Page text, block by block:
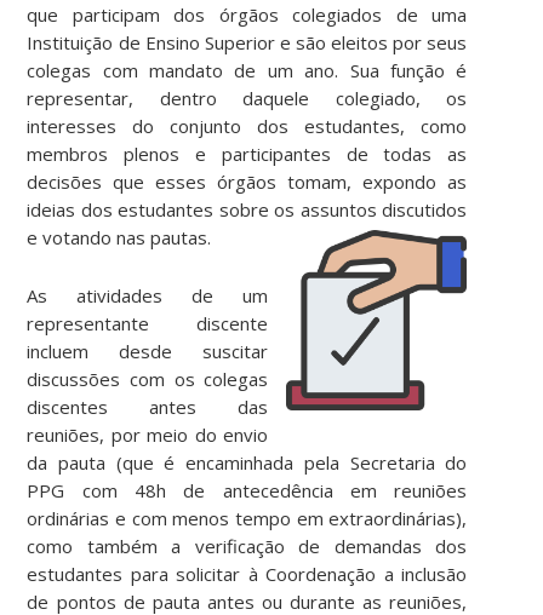
que participam dos órgãos colegiados de uma
Instituição de Ensino Superior e são eleitos por seus
colegas com mandato de um ano. Sua função é
representar, dentro daquele colegiado, os
interesses do conjunto dos estudantes, como
membros plenos e participantes de todas as
decisões que esses órgãos tomam, expondo as
ideias dos estudantes sobre os assuntos discutidos
e votando nas pautas.
As atividades de um
representante discente
incluem desde suscitar
discussões com os colegas
discentes antes das
reuniões, por meio do envio
da pauta (que é encaminhada pela Secretaria do
PPG com 48h de antecedência em reuniões
ordinárias e com menos tempo em extraordinárias),
como também a verificação de demandas dos
estudantes para solicitar à Coordenação a inclusão
de pontos de pauta antes ou durante as reuniões,